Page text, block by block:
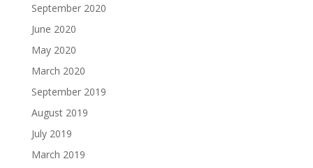
September 2020
June 2020
May 2020
March 2020
September 2019
August 2019
July 2019
March 2019